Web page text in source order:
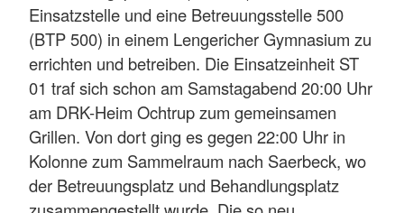
Einsatzstelle und eine Betreuungsstelle 500
(BTP 500) in einem Lengericher Gymnasium zu
errichten und betreiben. Die Einsatzeinheit ST
01 traf sich schon am Samstagabend 20:00 Uhr
am DRK-Heim Ochtrup zum gemeinsamen
Grillen. Von dort ging es gegen 22:00 Uhr in
Kolonne zum Sammelraum nach Saerbeck, wo
der Betreuungsplatz und Behandlungsplatz